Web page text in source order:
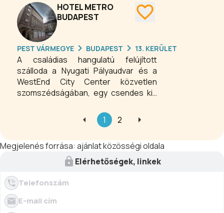
komfortos elhelyezési és pihenési
lehetőséget kínálnak a munkavállalók
számára, megfizethető áron.
Ingyenes WIFI szolgáltatásunk az
egész épületben elérhető.
HOTEL METRO
BUDAPEST
PEST VÁRMEGYE BUDAPEST 13. KERÜLET
A családias hangulatú felújított
szálloda a Nyugati Pályaudvar és a
WestEnd City Center közvetlen
szomszédságában, egy csendes kis
kellemes környezetben várja az üzleti
úton lévőket és a turistákat is.
1 2
Megjelenés forrása: ajánlat közösségi oldala
Elérhetőségek, linkek
Telefonszám
E-mail cím